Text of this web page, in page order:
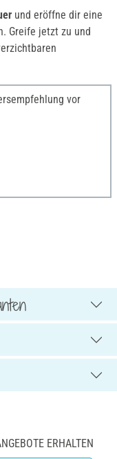
und eröffne dir eine
Greife jetzt zu und
vor
ERHALTEN